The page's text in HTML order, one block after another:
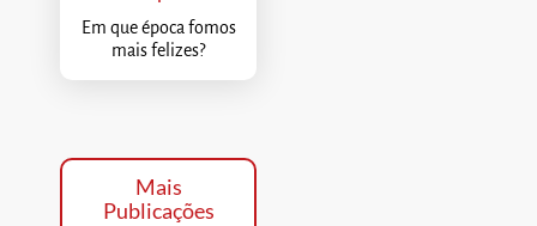
Em que época fomos
mais felizes?
Mais
Publicações